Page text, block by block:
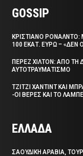
GOSSIP
ΚΡΙΣΤΙΑΝΟ ΡΟΝΑΛΝΤΟ:
100 ΕΚΑΤ. ΕΥΡΩ – «ΔΕΝ
ΠΕΡΕΖ ΧΙΛΤΟΝ: ΑΠΟ ΤΗ
ΑΥΤΟΤΡΑΥΜΑΤΙΣΜΟ
ΤΖΙΤΖΙ ΧΑΝΤΙΝΤ ΚΑΙ
-ΟΙ ΒΕΡΕΣ ΚΑΙ ΤΟ
ΕΛΛΑΔΑ
ΣΑΟΥΔΙΚΗ ΑΡΑΒΙΑ,